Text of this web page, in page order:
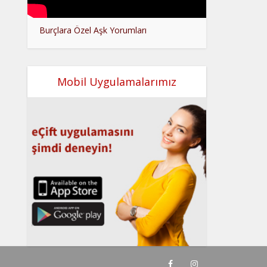
Burçlara Özel Aşk Yorumları
Mobil Uygulamalarımız